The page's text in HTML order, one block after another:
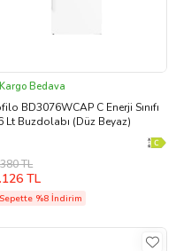
Kargo Bedava
BD3076WCAP C Enerji Sınıfı
Lt Buzdolabı (Düz Beyaz)
TL
TL
Sepette %8 İndirim